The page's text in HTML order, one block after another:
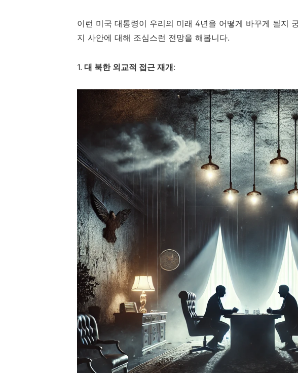
이런 미국 대통령이 우리의 미래 4년을 어떻게 바꾸게 될지
지 사안에 대해 조심스런 전망을 해봅니다.
1. 대 북한 외교적 접근 재개: